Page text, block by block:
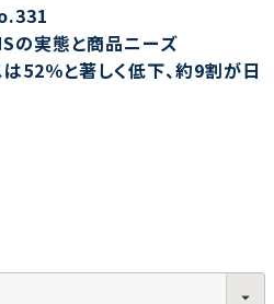
の実態と商品ニーズ
52％と著しく低下、約9割が日